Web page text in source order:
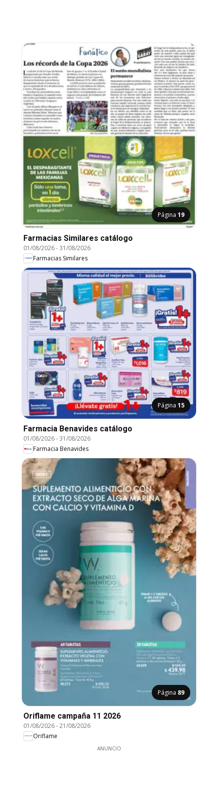
Página 19
Farmacias Similares catálogo
01/08/2026-31/08/2026
Farmacias Similares
Página 15
Farmacia Benavides catálogo
01/08/2026-31/08/2026
Farmacia Benavides
Página 89
Oriflame campaña 11 2026
01/08/2026-21/08/2026
Oriflame
ANUNCIO